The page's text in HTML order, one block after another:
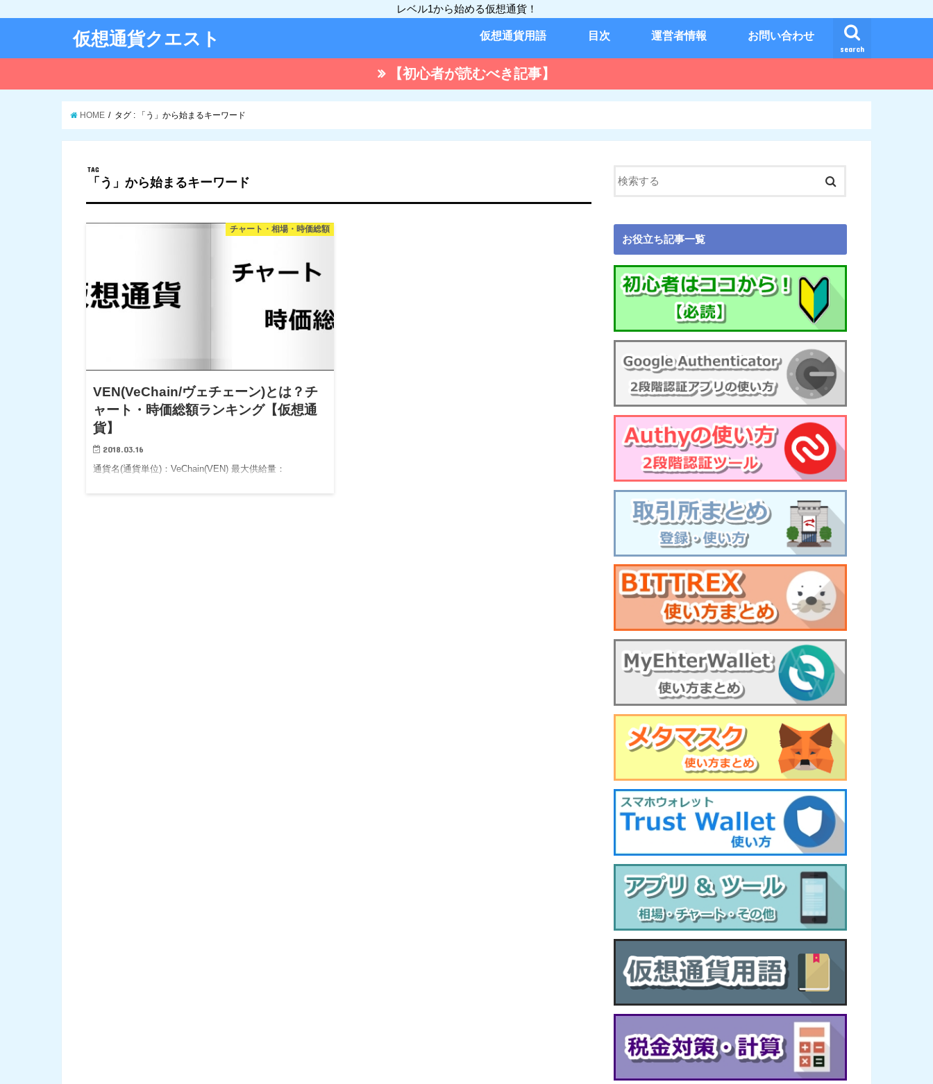
レベル1から始める仮想通貨！
仮想通貨クエスト
search
仮想通貨用語 目次 運営者情報 お問い合わせ
【初心者が読むべき記事】
HOME タグ : 「う」から始まるキーワード
TAG
「う」から始まるキーワード
チャート・相場・時価総額
VEN(VeChain/ヴェチェーン)とは？チ
ャート・時価総額ランキング【仮想通
貨】
2018.03.16
通貨名(通貨単位)：VeChain(VEN) 最大供給量：
お役立ち記事一覧